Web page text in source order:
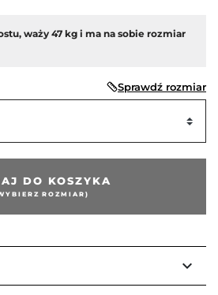
waży 47 kg i ma na sobie rozmiar
Sprawdź rozmiar
DO KOSZYKA
ROZMIAR)
keyboard_arrow_down